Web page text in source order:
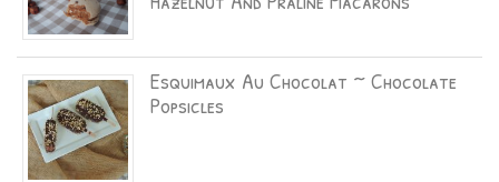
Esquimaux Au Chocolat ~ Chocolate
Popsicles